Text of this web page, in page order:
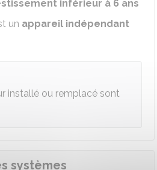
inférieur à 6 ans
un appareil indépendant
installé ou remplacé sont
systèmes